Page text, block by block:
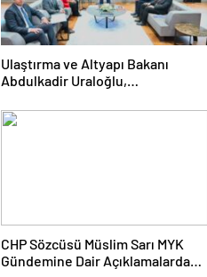
Ulaştırma ve Altyapı Bakanı
Abdulkadir Uraloğlu,
Başkanlarıyla Bir Araya Geldi
CHP Sözcüsü Müslim Sarı MYK
Gündemine Dair Açıklamalarda